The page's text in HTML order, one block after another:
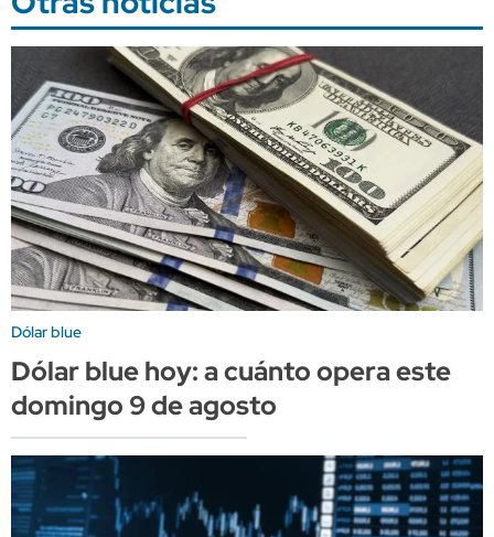
Dólar blue
Dólar blue hoy: a cuánto opera este
domingo 9 de agosto